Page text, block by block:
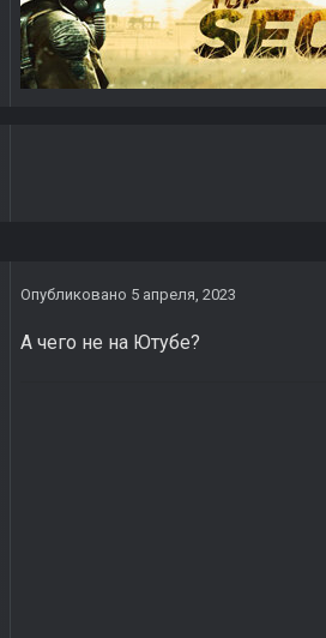
Опубликовано 5 апреля, 2023
А чего не на Ютубе?